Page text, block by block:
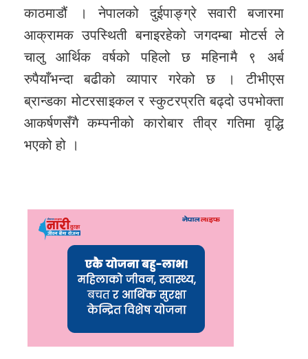
काठमाडौं । नेपालको दुईपाङ्ग्रे सवारी बजारमा
आक्रामक उपस्थिती बनाइरहेको जगदम्बा मोटर्स ले
चालु आर्थिक वर्षको पहिलो छ महिनामै ९ अर्ब
रुपैयाँभन्दा बढीको व्यापार गरेको छ । टीभीएस
ब्रान्डका मोटरसाइकल र स्कुटरप्रति बढ्दो उपभोक्ता
आकर्षणसँगै कम्पनीको कारोबार तीव्र गतिमा वृद्धि
भएको हो ।